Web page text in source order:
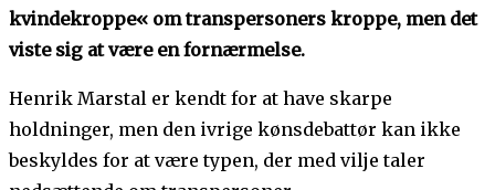
kvindekroppe« om transpersoners kroppe, men det
viste sig at være en fornærmelse.
Henrik Marstal er kendt for at have skarpe
holdninger, men den ivrige kønsdebattør kan ikke
beskyldes for at være typen, der med vilje taler